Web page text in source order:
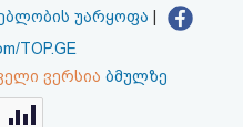
უარყოფა
TOP.GE
ვერსია ბმულზე